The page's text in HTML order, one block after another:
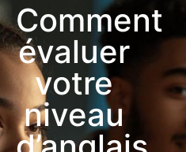
Comment
évaluer
votre
niveau